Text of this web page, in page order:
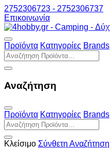
2752306723 - 2752306737
Επικοινωνία
Προϊόντα Κατηγορίες Brands
Αναζήτηση
Προϊόντα Κατηγορίες Brands
Κλείσιμο Σύνθετη Αναζήτηση